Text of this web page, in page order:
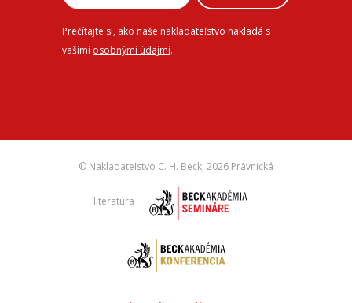
Prečítajte si, ako naše nakladateľstvo nakladá s
vašimi osobnými údajmi.
© Nakladateľstvo C. H. Beck, 2026 Právnická
literatúra